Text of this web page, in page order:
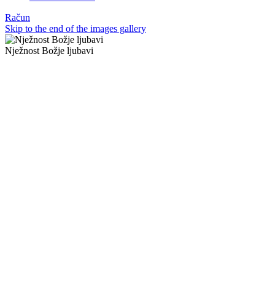
Račun
Skip to the end of the images gallery
Nježnost Božje ljubavi